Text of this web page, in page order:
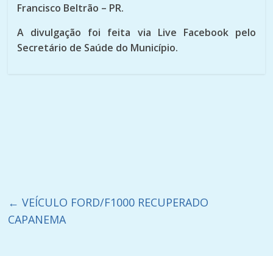
Francisco Beltrão – PR.
A divulgação foi feita via Live Facebook pelo
Secretário de Saúde do Município.
← VEÍCULO FORD/F1000 RECUPERADO
CAPANEMA